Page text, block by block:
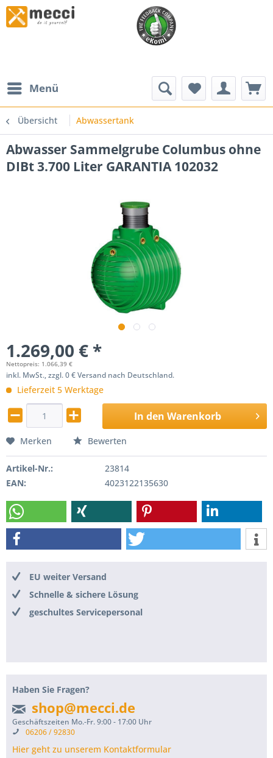
Menü
Übersicht Abwassertank
Abwasser Sammelgrube Columbus ohne
DIBt 3.700 Liter GARANTIA 102032
1.269,00 € *
Nettopreis: 1.066,39 €
inkl. MwSt., zzgl. 0 € Versand nach Deutschland.
Lieferzeit 5 Werktage
In den Warenkorb
Merken Bewerten
Artikel-Nr.:
23814
EAN:
4023122135630
EU weiter Versand
Schnelle & sichere Lösung
geschultes Servicepersonal
Haben Sie Fragen?
shop@mecci.de
Geschäftszeiten Mo.-Fr. 9:00 - 17:00 Uhr
06206 / 92830
Hier geht zu unserem Kontaktformular